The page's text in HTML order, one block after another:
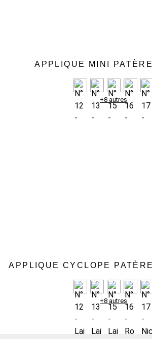
APPLIQUE MINI
+8 autres
APPLIQUE CYCLOPE
+8 autres